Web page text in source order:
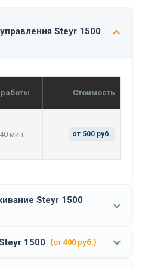
Steyr 1500
Стоимость
мин от 500 руб.
Steyr 1500
1500 (от 400 руб.)